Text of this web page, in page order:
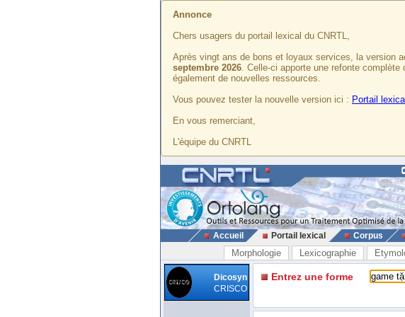
Annonce
Chers usagers du portail lexical du CNRTL,
Après vingt ans de bons et loyaux services, la version
septembre 2026. Celle-ci apporte une refonte
également de nouvelles ressources.
Vous pouvez tester la nouvelle version ici : Portail lexical
En vous remerciant,
L'équipe du CNRTL
Accueil Portail lexical Corpus
Morphologie Lexicographie
Dicosyn
CRISCO
Entrez une forme